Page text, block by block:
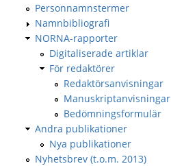
Personnamnstermer
Namnbibliografi
NORNA-rapporter
Digitaliserade artiklar
För redaktörer
Redaktörsanvisningar
Manuskriptanvisningar
Bedömningsformulär
Andra publikationer
Nya publikationer
Nyhetsbrev (t.o.m. 2013)